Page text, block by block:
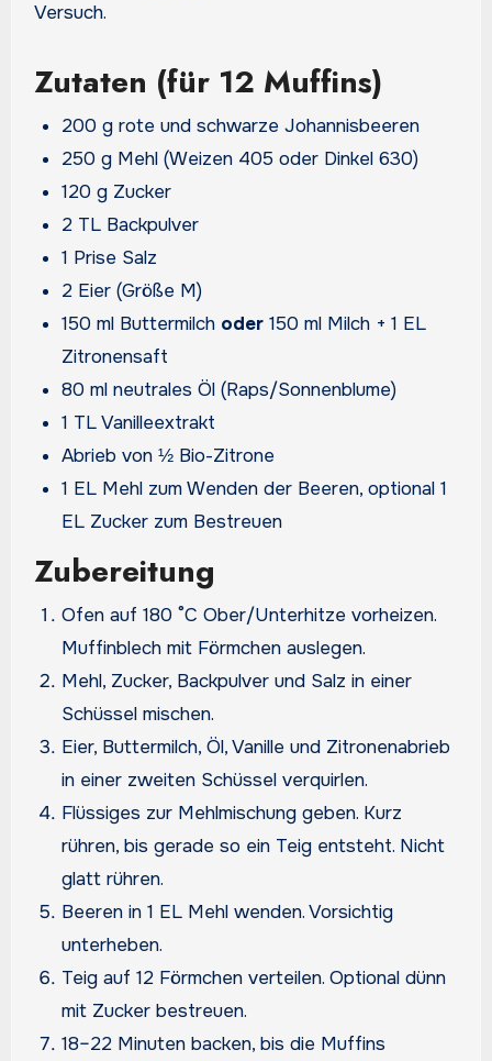
Versuch.
Zutaten (für 12 Muffins)
200 g rote und schwarze Johannisbeeren
250 g Mehl (Weizen 405 oder Dinkel 630)
120 g Zucker
2 TL Backpulver
1 Prise Salz
2 Eier (Größe M)
150 ml Buttermilch oder 150 ml Milch + 1 EL
Zitronensaft
80 ml neutrales Öl (Raps/Sonnenblume)
1 TL Vanilleextrakt
Abrieb von ½ Bio-Zitrone
1 EL Mehl zum Wenden der Beeren, optional 1
EL Zucker zum Bestreuen
Zubereitung
Ofen auf 180 °C Ober/Unterhitze vorheizen.
Muffinblech mit Förmchen auslegen.
Mehl, Zucker, Backpulver und Salz in einer
Schüssel mischen.
Eier, Buttermilch, Öl, Vanille und Zitronenabrieb
in einer zweiten Schüssel verquirlen.
Flüssiges zur Mehlmischung geben. Kurz
rühren, bis gerade so ein Teig entsteht. Nicht
glatt rühren.
Beeren in 1 EL Mehl wenden. Vorsichtig
unterheben.
Teig auf 12 Förmchen verteilen. Optional dünn
mit Zucker bestreuen.
18–22 Minuten backen, bis die Muffins